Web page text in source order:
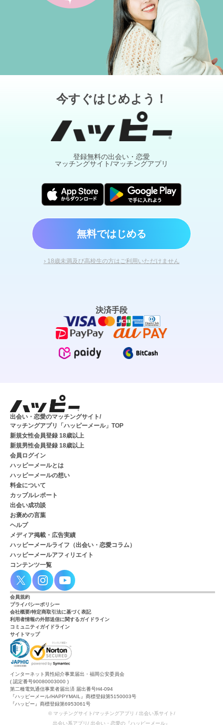
今すぐはじめよう！
登録無料の出会い・恋愛
マッチングサイト/マッチングアプリ
無料ではじめる
› 18歳未満及び高校生の方はご利用いただけません
決済手段
出会い・恋愛のマッチングサイト/
マッチングアプリ「ハッピーメール」TOP
新規女性会員登録 18歳以上
新規男性会員登録 18歳以上
会員ログイン
ハッピーメールとは
ハッピーメールの想い
料金について
カップルレポート
出会い成功談
お褒めの言葉
ヘルプ
メディア掲載・広告実績
ハッピーメールライフ（出会い・恋愛コラム）
ハッピーメールアフィリエイト
コンテンツ一覧
会員規約
プライバシーポリシー
会社概要/特定商取引法に基づく表記
利用者情報の外部送信に関するガイドライン
コミュニティガイドライン
サイトマップ
インターネット異性紹介事業届出・福岡公安委員会
( 認定番号90080003000 )
第二種電気通信事業者届出済 届出番号H4-094
『ハッピーメール/HAPPYMAIL』商標登録第5150003号
『ハッピー』商標登録第6953061号
© マッチングサイト/マッチングアプリ / 出会い系サイト/
出会い系アプリ/ 出会い・恋愛の『ハッピーメール』